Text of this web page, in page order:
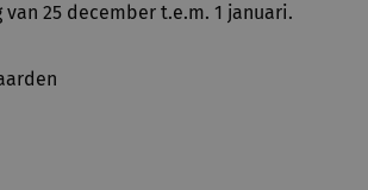
25 december t.e.m. 1 januari.